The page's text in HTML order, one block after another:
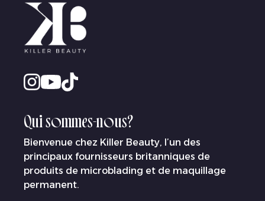
Qui sommes-nous?
Bienvenue chez Killer Beauty, l’un des
principaux fournisseurs britanniques de
produits de microblading et de maquillage
permanent.